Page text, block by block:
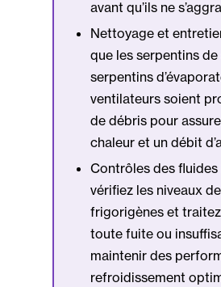
avant qu’ils ne
Nettoyage et
que les serpentins
serpentins
ventilateurs soient
de débris pour
chaleur et un débit
Contrôles des
vérifiez les niveaux
frigorigènes et
toute fuite ou
maintenir des
refroidissement